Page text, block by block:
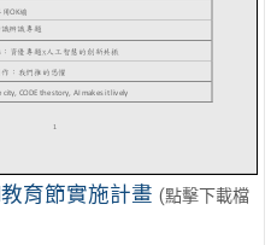
育節實施計畫 (點擊下載檔